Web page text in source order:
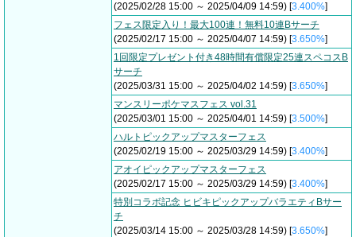
(2025/02/28 15:00 ～ 2025/04/09 14:59) [3.400%]
フェス限定入り！最大100連！無料10連Bサーチ
(2025/02/17 15:00 ～ 2025/04/07 14:59) [3.650%]
1回限定プレゼント付き48時間有償限定25連スペコスB
サーチ
(2025/03/31 15:00 ～ 2025/04/02 14:59) [3.650%]
マンスリーポケマスフェス vol.31
(2025/03/01 15:00 ～ 2025/04/01 14:59) [3.500%]
ハルトピックアップマスターフェス
(2025/02/19 15:00 ～ 2025/03/29 14:59) [3.400%]
アオイピックアップマスターフェス
(2025/02/17 15:00 ～ 2025/03/29 14:59) [3.400%]
特別コラボ記念 ヒビキピックアップバラエティBサー
チ
(2025/03/14 15:00 ～ 2025/03/28 14:59) [3.650%]